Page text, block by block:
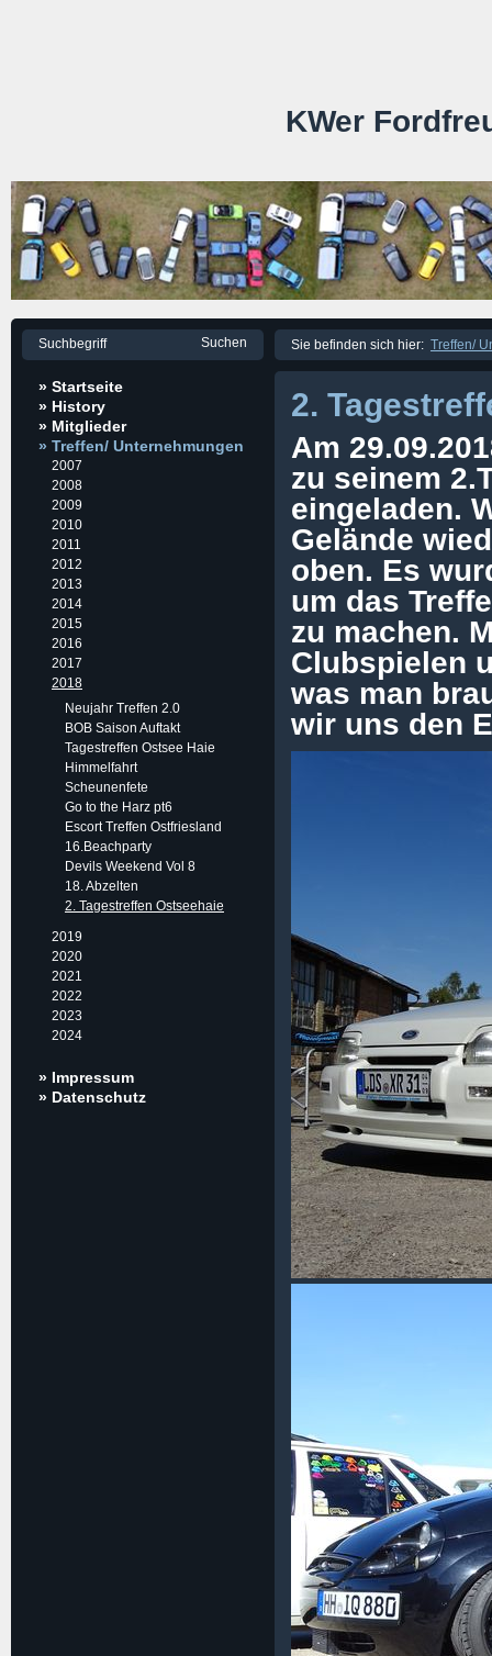
KWer
» Startseite
» History
» Mitglieder
» Treffen/ Unternehmungen
2007
2008
2009
2010
2011
2012
2013
2014
2015
2016
2017
2018
Neujahr Treffen 2.0
BOB Saison Auftakt
Tagestreffen Ostsee Haie
Himmelfahrt
Scheunenfete
Go to the Harz pt6
Escort Treffen Ostfriesland
16.Beachparty
Devils Weekend Vol 8
18. Abzelten
2. Tagestreffen Ostseehaie
2019
2020
2021
2022
2023
2024
» Impressum
» Datenschutz
Sie befinden sich hier: Treffen/
2.
Am
zu seinem
eingeladen.
Gelände
oben. Es
um das
zu machen.
Clubspielen
was man
wir uns den